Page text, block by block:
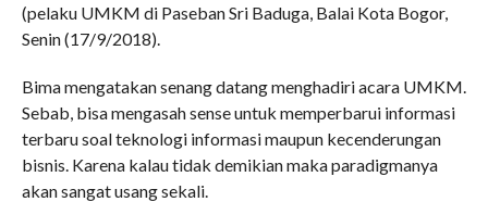
(pelaku UMKM di Paseban Sri Baduga, Balai Kota Bogor,
Senin (17/9/2018).
Bima mengatakan senang datang menghadiri acara UMKM.
Sebab, bisa mengasah sense untuk memperbarui informasi
terbaru soal teknologi informasi maupun kecenderungan
bisnis. Karena kalau tidak demikian maka paradigmanya
akan sangat usang sekali.